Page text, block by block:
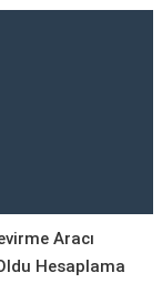
Aracı
Hesaplama